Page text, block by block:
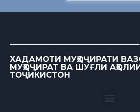
ХАДАМОТИ МУҲОҶИРАТИ
МУҲОҶИРАТ ВА ШУҒЛИ
ТОҶИКИСТОН